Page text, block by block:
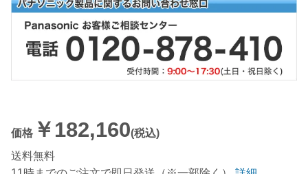
価格 ￥182,160(税込)
送料無料